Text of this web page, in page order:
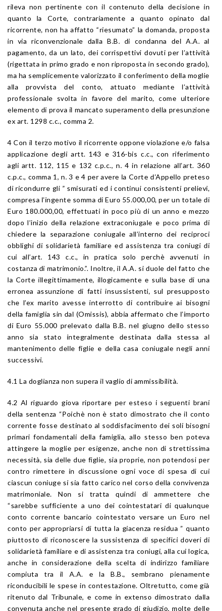
rileva non pertinente con il contenuto della decisione in
quanto la Corte, contrariamente a quanto opinato dal
ricorrente, non ha affatto “riesumato” la domanda, proposta
in via riconvenzionale dalla B.B. di condanna del A.A. al
pagamento, da un lato, dei corrispettivi dovuti per l’attività
(rigettata in primo grado e non riproposta in secondo grado),
ma ha semplicemente valorizzato il conferimento della moglie
alla provvista del conto, attuato mediante l’attività
professionale svolta in favore del marito, come ulteriore
elemento di prova il mancato superamento della presunzione
ex art. 1298 c.c., comma 2.
4 Con il terzo motivo il ricorrente oppone violazione e/o falsa
applicazione degli artt. 143 e 316-bis c.c., con riferimento
agli artt. 112, 115 e 132 c.p.c., n. 4 in relazione all’art. 360
c.p.c., comma 1, n. 3 e 4 per avere la Corte d’Appello preteso
di ricondurre gli ” smisurati ed i continui consistenti prelievi,
compresa l’ingente somma di Euro 55.000,00, per un totale di
Euro 180.000,00, effettuati in poco più di un anno e mezzo
dopo l’inizio della relazione extraconiugale e poco prima di
chiedere la separazione coniugale all’interno dei reciproci
obblighi di solidarietà familiare ed assistenza tra coniugi di
cui all’art. 143 c.c., in pratica solo perchè avvenuti in
costanza di matrimonio.”. Inoltre, il A.A. si duole del fatto che
la Corte illegittimamente, illogicamente e sulla base di una
erronea assunzione di fatti insussistenti, sul presupposto
che l’ex marito avesse interrotto di contribuire ai bisogni
della famiglia sin dal (Omissis), abbia affermato che l’importo
di Euro 55.000 prelevato dalla B.B. nel giugno dello stesso
anno sia stato integralmente destinata dalla stessa al
mantenimento delle figlie e della casa coniugale negli anni
successivi.
4.1 La doglianza non supera il vaglio di ammissibilità.
4.2 Al riguardo giova riportare per esteso i seguenti brani
della sentenza “Poichè non è stato dimostrato che il conto
corrente fosse destinato al soddisfacimento dei soli bisogni
primari fondamentali della famiglia, allo stesso ben poteva
attingere la moglie per esigenze, anche non di strettissima
necessità, sia delle due figlie, sia proprie, non potendosi per
contro rimettere in discussione ogni voce di spesa di cui
ciascun coniuge si sia fatto carico nel corso della convivenza
matrimoniale. Non si tratta quindi di ammettere che
“sarebbe sufficiente a uno dei cointestatari di qualunque
conto corrente bancario cointestato versare un Euro nel
conto per appropriarsi di tutta la giacenza residua ” quanto
piuttosto di riconoscere la sussistenza di specifici doveri di
solidarietà familiare e di assistenza tra coniugi, alla cui logica,
anche in considerazione della scelta di indirizzo familiare
compiuta tra il A.A. e la B.B., sembrano pienamente
riconducibili le spese in contestazione. Oltretutto, come già
ritenuto dal Tribunale, e come in extenso dimostrato dalla
convenuta anche nel presente grado di giudizio, molte delle